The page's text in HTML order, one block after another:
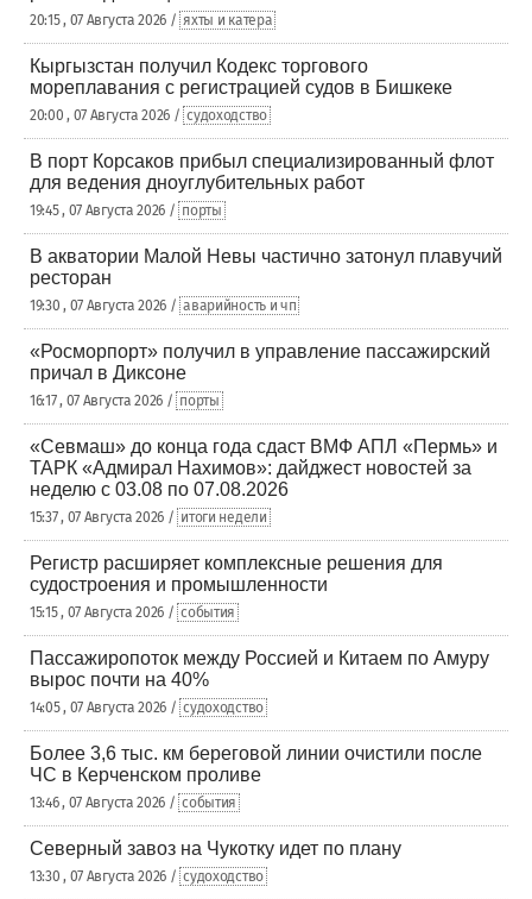
20:15 , 07 Августа 2026 / яхты и катера
Кыргызстан получил Кодекс торгового
мореплавания с регистрацией судов в Бишкеке
20:00 , 07 Августа 2026 / судоходство
В порт Корсаков прибыл специализированный флот
для ведения дноуглубительных работ
19:45 , 07 Августа 2026 / порты
В акватории Малой Невы частично затонул плавучий
ресторан
19:30 , 07 Августа 2026 / аварийность и чп
«Росморпорт» получил в управление пассажирский
причал в Диксоне
16:17 , 07 Августа 2026 / порты
«Севмаш» до конца года сдаст ВМФ АПЛ «Пермь» и
ТАРК «Адмирал Нахимов»: дайджест новостей за
неделю с 03.08 по 07.08.2026
15:37 , 07 Августа 2026 / итоги недели
Регистр расширяет комплексные решения для
судостроения и промышленности
15:15 , 07 Августа 2026 / события
Пассажиропоток между Россией и Китаем по Амуру
вырос почти на 40%
14:05 , 07 Августа 2026 / судоходство
Более 3,6 тыс. км береговой линии очистили после
ЧС в Керченском проливе
13:46 , 07 Августа 2026 / события
Северный завоз на Чукотку идет по плану
13:30 , 07 Августа 2026 / судоходство